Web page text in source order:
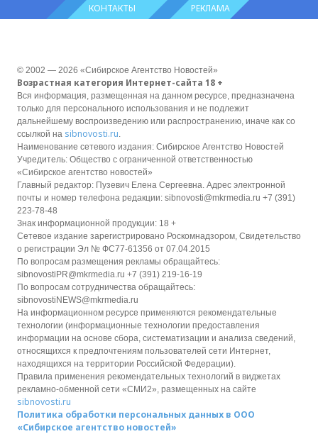
КОНТАКТЫ РЕКЛАМА
© 2002 — 2026 «Сибирское Агентство Новостей»
Возрастная категория Интернет-сайта 18 +
Вся информация, размещенная на данном ресурсе, предназначена
только для персонального использования и не подлежит
дальнейшему воспроизведению или распространению, иначе как со
ссылкой на sibnovosti.ru.
Наименование сетевого издания: Сибирское Агентство Новостей
Учредитель: Общество с ограниченной ответственностью
«Сибирское агентство новостей»
Главный редактор: Пузевич Елена Сергеевна. Адрес электронной
почты и номер телефона редакции: sibnovosti@mkrmedia.ru +7 (391)
223-78-48
Знак информационной продукции: 18 +
Сетевое издание зарегистрировано Роскомнадзором, Свидетельство
о регистрации Эл № ФС77-61356 от 07.04.2015
По вопросам размещения рекламы обращайтесь:
sibnovostiPR@mkrmedia.ru +7 (391) 219-16-19
По вопросам сотрудничества обращайтесь:
sibnovostiNEWS@mkrmedia.ru
На информационном ресурсе применяются рекомендательные
технологии (информационные технологии предоставления
информации на основе сбора, систематизации и анализа сведений,
относящихся к предпочтениям пользователей сети Интернет,
находящихся на территории Российской Федерации).
Правила применения рекомендательных технологий в виджетах
рекламно-обменной сети «СМИ2», размещенных на сайте
sibnovosti.ru
Политика обработки персональных данных в ООО
«Сибирское агентство новостей»